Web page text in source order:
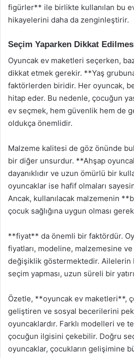
figürler** ile birlikte kullanılan bu
hikayelerini daha da zenginleştirir.
Seçim Yaparken Dikkat
Oyuncak ev maketleri seçerken,
dikkat etmek gerekir. **Yaş
faktörlerden biridir. Her oyuncak,
hitap eder. Bu nedenle, çocuğun
ev seçmek, hem güvenlik hem de
oldukça önemlidir.
Malzeme kalitesi de göz önünde
bir diğer unsurdur. **Ahşap
dayanıklıdır ve uzun ömürlü bir
oyuncaklar ise hafif olmaları
Ancak, kullanılacak malzemenin
çocuk sağlığına uygun olması
**fiyat** da önemli bir faktördür.
fiyatları, modeline, malzemesine ve
değişiklik göstermektedir. Ailelerin
seçim yapması, uzun süreli bir
Özetle, **oyuncak ev maketleri**,
geliştiren ve sosyal becerilerini
oyuncaklardır. Farklı modelleri ve
çocuğun ilgisini çekebilir. Doğru
oyuncaklar, çocukların gelişimine